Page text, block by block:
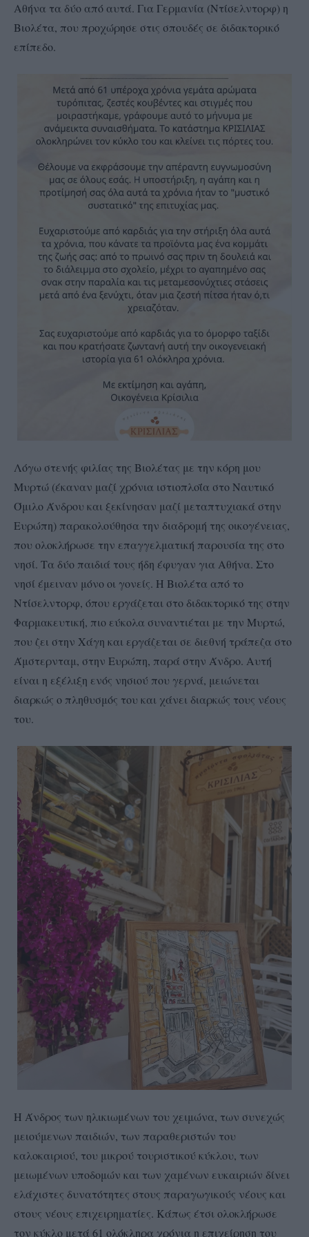
Αθήνα τα δύο από αυτά. Για Γερμανία (Ντίσελντορφ) η
Βιολέτα, που προχώρησε στις σπουδές σε διδακτορικό
επίπεδο.
Λόγω στενής φιλίας της Βιολέτας με την κόρη μου
Μυρτώ (έκαναν μαζί χρόνια ιστιοπλοΐα στο Ναυτικό
Όμιλο Άνδρου και ξεκίνησαν μαζί μεταπτυχιακά στην
Ευρώπη) παρακολούθησα την διαδρομή της οικογένειας,
που ολοκλήρωσε την επαγγελματική παρουσία της στο
νησί. Τα δύο παιδιά τους ήδη έφυγαν για Αθήνα. Στο
νησί έμειναν μόνο οι γονείς. Η Βιολέτα από το
Ντίσελντορφ, όπου εργάζεται στο διδακτορικό της στην
Φαρμακευτική, πιο εύκολα συναντιέται με την Μυρτώ,
που ζει στην Χάγη και εργάζεται σε διεθνή τράπεζα στο
Άμστερνταμ, στην Ευρώπη, παρά στην Άνδρο. Αυτή
είναι η εξέλιξη ενός νησιού που γερνά, μειώνεται
διαρκώς ο πληθυσμός του και χάνει διαρκώς τους νέους
του.
Η Άνδρος των ηλικιωμένων του χειμώνα, των συνεχώς
μειούμενων παιδιών, των παραθεριστών του
καλοκαιριού, του μικρού τουριστικού κύκλου, των
μειωμένων υποδομών και των χαμένων ευκαιριών δίνει
ελάχιστες δυνατότητες στους παραγωγικούς νέους και
στους νέους επιχειρηματίες. Κάπως έτσι ολοκλήρωσε
τον κύκλο μετά 61 ολόκληρα χρόνια η επιχείρηση του